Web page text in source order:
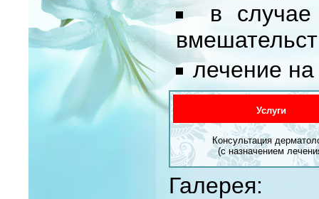
в случае
лечение на
Услуги
Консультация
(с назначением
Галерея: